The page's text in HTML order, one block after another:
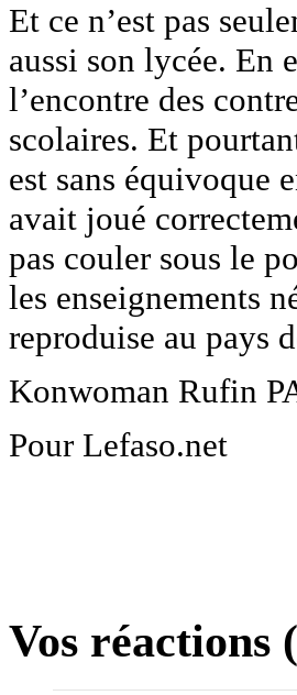
Et ce n’est pas
aussi son lycée. En
l’encontre des
scolaires. Et
est sans équivoque
avait joué
pas couler sous le
les enseignements
reproduise au pays
Konwoman Rufin
Pour Lefaso.net
Vos réactions